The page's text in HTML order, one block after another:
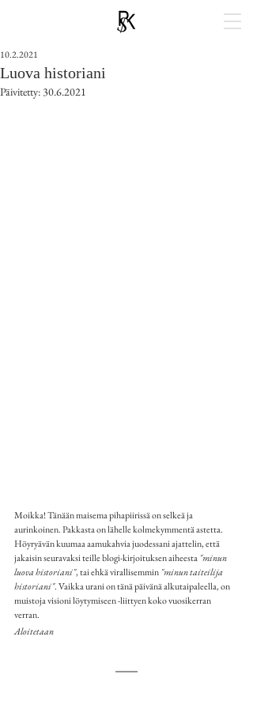
Luova historiani
10.2.2021
Päivitetty: 30.6.2021
Moikka! Tänään maisema pihapiirissä on selkeä ja
aurinkoinen. Pakkasta on lähelle kolmekymmentä astetta.
Höyryävän kuumaa aamukahvia juodessani ajattelin, että
jakaisin seuravaksi teille blogi-kirjoituksen aiheesta "minun
luova historiani", tai ehkä virallisemmin "minun taiteilija
historiani". Vaikka urani on tänä päivänä alkutaipaleella, on
muistoja visioni löytymiseen -liittyen koko vuosikerran
verran.
Aloitetaan